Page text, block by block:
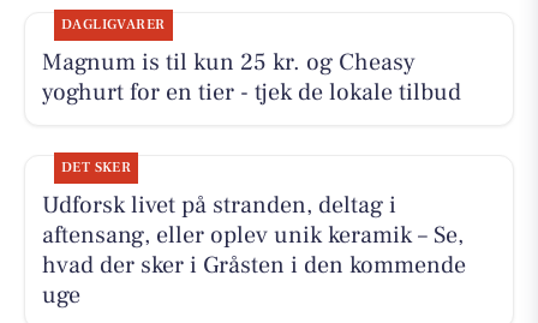
DAGLIGVARER
Magnum is til kun 25 kr. og Cheasy
yoghurt for en tier - tjek de lokale tilbud
DET SKER
Udforsk livet på stranden, deltag i
aftensang, eller oplev unik keramik – Se,
hvad der sker i Gråsten i den kommende
uge